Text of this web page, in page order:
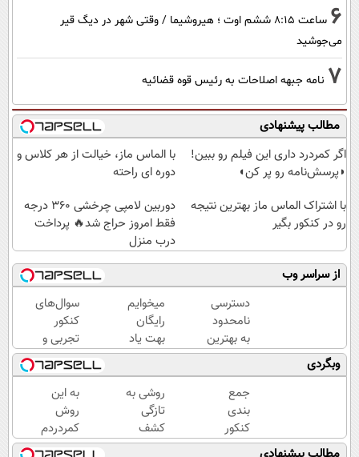
6
ساعت ۸:۱۵ ششم اوت ؛ هیروشیما / وقتی شهر در دیگ قیر
می‌جوشید
7 نامه جبهه اصلاحات به رئیس قوه قضائیه
مطالب پیشنهادی
اگر کمردرد داری این فیلم رو ببین!
◗پرسش‌نامه رو پر کن◖
با الماس ماز، خیالت از هر کلاس و
دوره ای راحته
با اشتراک الماس ماز بهترین نتیجه
رو در کنکور بگیر
دوربین لامپی چرخشی 360 درجه
فقط امروز حراج شد🔥 پرداخت
درب منزل
از سراسر وب
دسترسی
نامحدود
به بهترین
آموزش‌ها
تا روز
کنکور
میخوایم
رایگان
بهت یاد
بدیم
چجوری
پولدارشی!
باور نداری
امتحانش
مجانیه
سوال‌های
کنکور
تجربی و
ریاضی در
پکیج ماز
وبگردی
جمع
بندی
کنکور
با ماز
روشی به
تازگی
کشف
شده که
به این
روش
کمردردم
خوب شد.